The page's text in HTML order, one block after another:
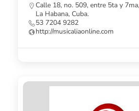
Calle 18, no. 509, entre 5ta y
La Habana, Cuba.
53 7204 9282
http://musicaliaonline.com